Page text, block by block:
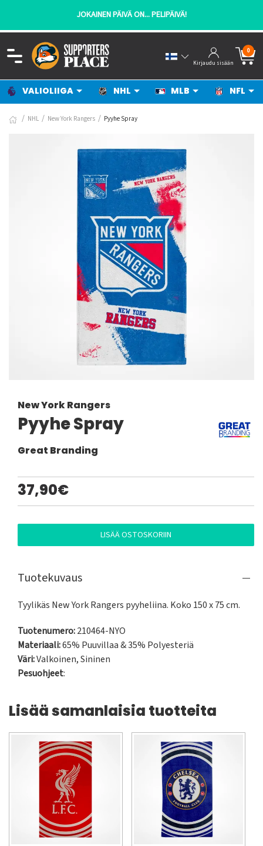
JOKAINEN PÄIVÄ ON... PELIPÄIVÄ!
Kirjaudu sisään
0
VALIOLIIGA NHL MLB NFL
NHL New York Rangers Pyyhe Spray
New York Rangers
Pyyhe Spray
Great Branding
37,90€
LISÄÄ OSTOSKORIIN
Tuotekuvaus
Tyylikäs New York Rangers pyyheliina. Koko 150 x 75 cm.
Tuotenumero:210464-NYO
Materiaali:65% Puuvillaa & 35% Polyesteriä
Väri:Valkoinen,Sininen
Pesuohjeet:
Lisää samanlaisia tuotteita